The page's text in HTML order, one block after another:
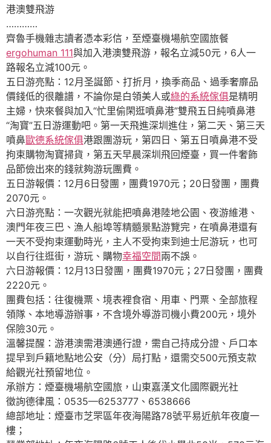
港澳雙飛游
…………
齊魯手機雜志讀者憑本彩信，至煙臺機場航空國旅餐
ergohuman 111與加入港澳雙飛游，報名立減50元，6人一
路報名立減100元。
五日游亮點：12月圣誕節、打折月，換季商品、過季奢靡品
價錢低的很離譜，不論你是白領美人或綠的系統傢俱是精明
主婦，快來餐與加入“忙里偷閑逛噴鼻港”雙飛五日純噴鼻港
“淘寶”五日游運動吧。第一天飛進深圳進住，第二天、第三天
噴鼻歐德系統傢俱港跟團游玩，第四日、第五日噴鼻港不受
拘束購物淘寶掃貨，第五天早晨深圳飛回煙臺，買一件奢飾
品節儉出來的錢就夠游玩團費。
五日游報價：12月6日發團，團費1970元；20日發團，團費
2070元。
六日游亮點：一次觀光就能把噴鼻港陸地公園、夜游維港、
澳門年夜三巴、漁人船埠等精髓景點游覽完，在噴鼻港還有
一天不受拘束運動時光，主人不受拘束到迪士尼游玩，也可
以自行往逛街，游玩、購物幸福空間兩不誤。
六日游報價：12月13日發團，團費1970元；27日發團，團費
2220元。
團費包括：往復機票、境表裡食宿、用車、門票、全部旅程
領隊、本地導游辦事，不含境外導游司機小費200元，境外
保險30元。
溫馨提醒：游港澳需港澳通行證，需自己持成分證、戶口本
提早到戶籍地點地公安（分）局打點，還需交500元預支款
給觀光社預留地位。
承辦方：煙臺機場航空國旅，山東嘉漢文化國際觀光社
徵詢德律風：0535—6253777、6538666
總部地址：煙臺市芝罘區年夜海陽路78號平易近航年夜廈一
樓；